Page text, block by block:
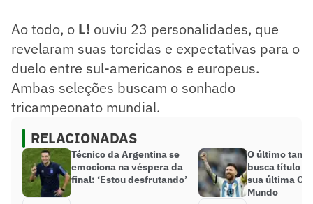
Ao todo, o L! ouviu 23 personalidades, que
revelaram suas torcidas e expectativas para o
duelo entre sul-americanos e europeus.
Ambas seleções buscam o sonhado
tricampeonato mundial.
RELACIONADAS
Técnico da Argentina se
emociona na véspera da
final: ‘Estou desfrutando’
O último
busca título
sua última
Mundo